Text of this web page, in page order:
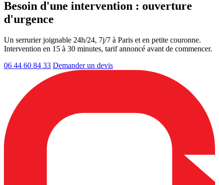
Besoin d'une intervention : ouverture
d'urgence
Un serrurier joignable 24h/24, 7j/7 à Paris et en petite couronne.
Intervention en 15 à 30 minutes, tarif annoncé avant de commencer.
06 44 60 84 33 Demander un devis